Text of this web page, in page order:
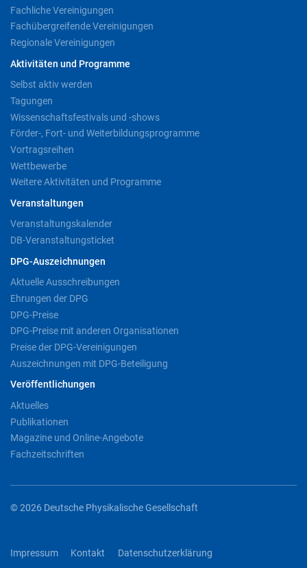
Fachliche Vereinigungen
Fachübergreifende Vereinigungen
Regionale Vereinigungen
Aktivitäten und Programme
Selbst aktiv werden
Tagungen
Wissenschaftsfestivals und -shows
Förder-, Fort- und Weiterbildungsprogramme
Vortragsreihen
Wettbewerbe
Weitere Aktivitäten und Programme
Veranstaltungen
Veranstaltungskalender
DB-Veranstaltungsticket
DPG-Auszeichnungen
Aktuelle Ausschreibungen
Ehrungen der DPG
DPG-Preise
DPG-Preise mit anderen Organisationen
Preise der DPG-Vereinigungen
Auszeichnungen mit DPG-Beteiligung
Veröffentlichungen
Aktuelles
Publikationen
Magazine und Online-Angebote
Fachzeitschriften
© 2026 Deutsche Physikalische Gesellschaft
Impressum Kontakt Datenschutzerklärung